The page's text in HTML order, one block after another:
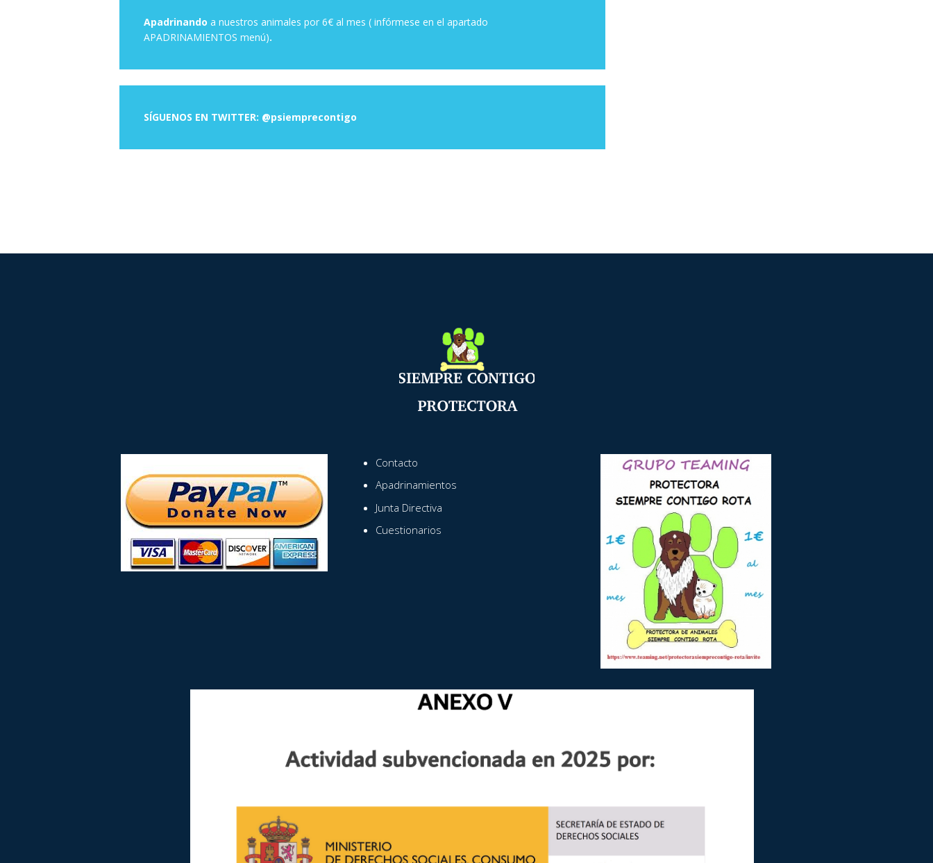
Apadrinando a nuestros animales por 6€ al mes ( infórmese en el apartado
APADRINAMIENTOS menú).
SÍGUENOS EN TWITTER: @psiemprecontigo
Contacto
Apadrinamientos
Junta Directiva
Cuestionarios